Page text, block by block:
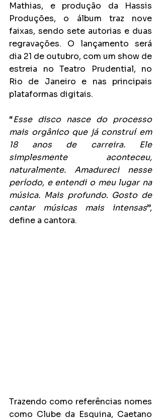
Mathias, e produção da Hassis
Produções, o álbum traz nove
faixas, sendo sete autorias e duas
regravações. O lançamento será
dia 21 de outubro, com um show de
estreia no Teatro Prudential, no
Rio de Janeiro e nas principais
plataformas digitais.
“Esse disco nasce do processo
mais orgânico que já construí em
18 anos de carreira. Ele
simplesmente aconteceu,
naturalmente. Amadureci nesse
período, e entendi o meu lugar na
música. Mais profundo. Gosto de
cantar músicas mais intensas”,
define a cantora.
Trazendo como referências nomes
como Clube da Esquina, Caetano